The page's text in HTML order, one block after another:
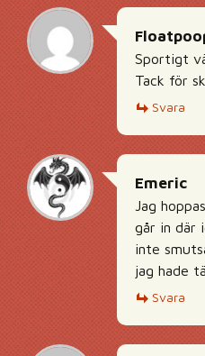
Sportigt
Tack för
Svara
Emeric
Jag
går in där
inte
jag hade
Svara